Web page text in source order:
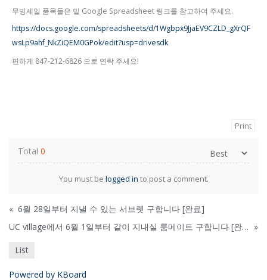
무빙세일 품목들은 밑 Google Spreadsheet 링크를 참고하여 주세요.
https://docs.google.com/spreadsheets/d/1Wgbpx9JjaEV9CZLD_gXrQF
wsLp9ahf_NkZiQEM0GPok/edit?usp=drivesdk
편하게 847-212-6826 으로 연락 주세요!
Print
Total 0
You must be logged in to post a comment.
« 6월 28일부터 지낼 수 있는 서브렛 구합니다 [완료]
UC village에서 6월 1일부터 같이 지내실 룸메이트 구합니다 [완료] »
List
Powered by KBoard